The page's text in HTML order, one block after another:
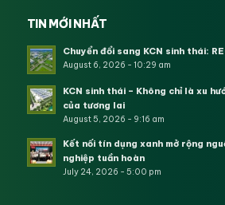
TIN MỚI NHẤT
Chuyển đổi sang KCN sinh thái:
August 6, 2026 - 10:29 am
KCN sinh thái – Không chỉ là xu
của tương lai
August 5, 2026 - 9:16 am
Kết nối tín dụng xanh mở rộng
nghiệp tuần hoàn
July 24, 2026 - 5:00 pm